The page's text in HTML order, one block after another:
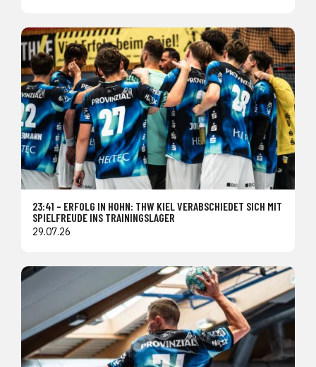
23:41 – ERFOLG IN HOHN: THW KIEL VERABSCHIEDET SICH MIT
SPIELFREUDE INS TRAININGSLAGER
29.07.26